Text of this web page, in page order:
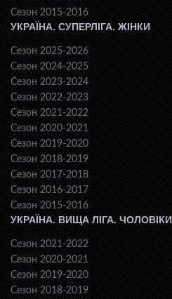
Сезон 2015-2016
УКРАЇНА. СУПЕРЛІГА. ЖІНКИ
Сезон 2025-2026
Сезон 2024-2025
Сезон 2023-2024
Сезон 2022-2023
Сезон 2021-2022
Сезон 2020-2021
Сезон 2019-2020
Сезон 2018-2019
Сезон 2017-2018
Сезон 2016-2017
Сезон 2015-2016
УКРАЇНА. ВИЩА ЛІГА. ЧОЛОВІКИ
Сезон 2021-2022
Сезон 2020-2021
Сезон 2019-2020
Сезон 2018-2019